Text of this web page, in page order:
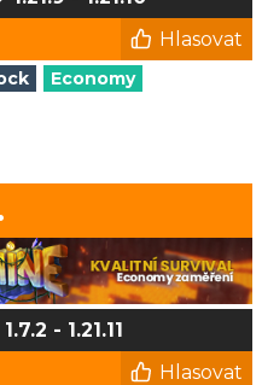
Hlasovat
Economy
1.7.2 - 1.21.11
Hlasovat